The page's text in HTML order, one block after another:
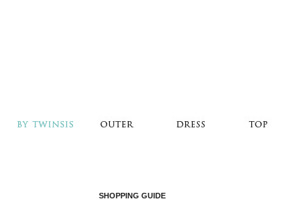
SHOPPING GUIDE